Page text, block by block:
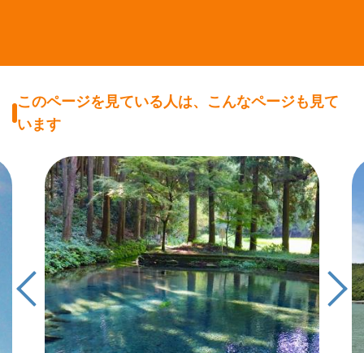
このページを見ている人は、こんなページも見て
います